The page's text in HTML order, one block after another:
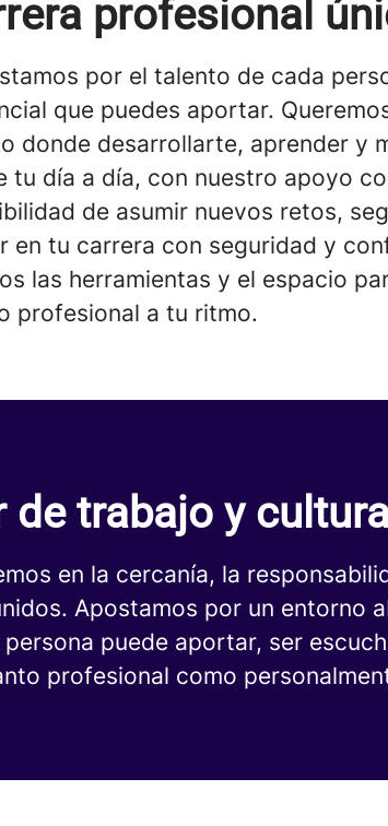
profesional
por el talento de cada
que puedes aportar.
donde desarrollarte, aprender y
tu día a día, con nuestro apoyo
de asumir nuevos retos,
en tu carrera con seguridad y
las herramientas y el espacio
profesional a tu ritmo.
de trabajo y
en la cercanía, la
Apostamos por un entorno
puede aportar, ser
profesional como